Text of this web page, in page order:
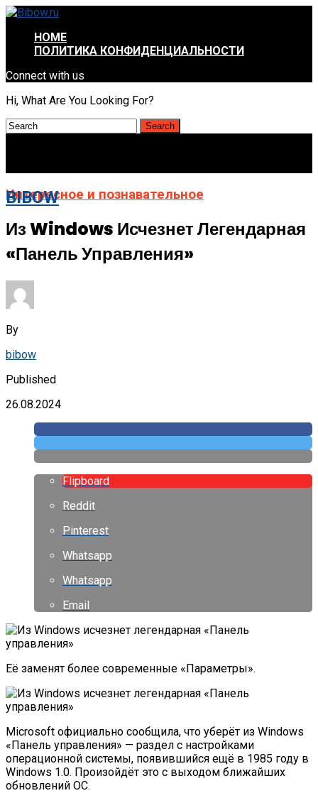
HOME
ПОЛИТИКА КОНФИДЕНЦИАЛЬНОСТИ
Connect with us
Hi, What Are You Looking For?
BIBOW
Интересное и познавательное
Из Windows Исчезнет Легендарная
«Панель Управления»
By
bibow
Published
26.08.2024
Flipboard
Reddit
Pinterest
Whatsapp
Whatsapp
Email
Её заменят более современные «Параметры».
Microsoft официально сообщила, что уберёт из Windows
«Панель управления» — раздел с настройками
операционной системы, появившийся ещё в 1985 году в
Windows 1.0. Произойдёт это с выходом ближайших
обновлений ОС.